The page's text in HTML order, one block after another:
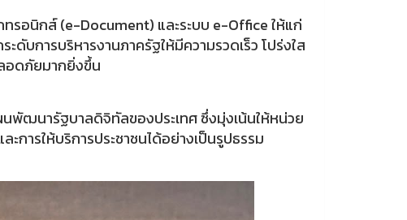
ทรอนิกส์ (e-Document) และระบบ e-Office ให้แก่
บการบริหารงานภาครัฐให้มีความรวดเร็ว โปร่งใส
อดภัยมากยิ่งขึ้น
พัฒนารัฐบาลดิจิทัลของประเทศ ซึ่งมุ่งเน้นให้หน่วย
การให้บริการประชาชนได้อย่างเป็นรูปธรรม